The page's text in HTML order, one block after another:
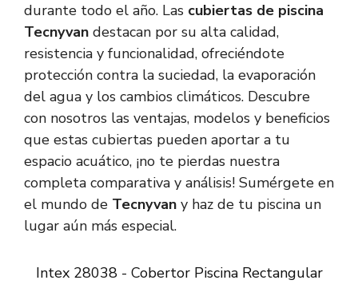
durante todo el año. Las cubiertas de piscina
Tecnyvan destacan por su alta calidad,
resistencia y funcionalidad, ofreciéndote
protección contra la suciedad, la evaporación
del agua y los cambios climáticos. Descubre
con nosotros las ventajas, modelos y beneficios
que estas cubiertas pueden aportar a tu
espacio acuático, ¡no te pierdas nuestra
completa comparativa y análisis! Sumérgete en
el mundo de Tecnyvan y haz de tu piscina un
lugar aún más especial.
Intex 28038 - Cobertor Piscina Rectangular